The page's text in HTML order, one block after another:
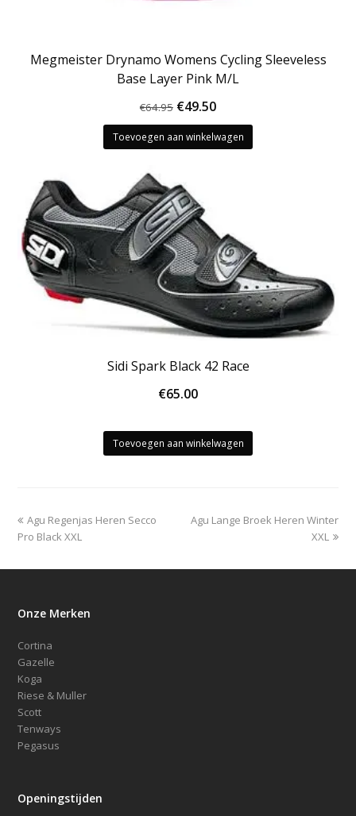
Megmeister Drynamo Womens Cycling Sleeveless
Base Layer Pink M/L
€64.95 Oorspronkelijke
prijs
was:
€49.50Huidige
prijs
is:
Toevoegen aan winkelwagen
Sidi Spark Black 42 Race
€65.00
Toevoegen aan winkelwagen
previous
post:
Agu Regenjas Heren Secco
Pro Black XXL
next
Agu Lange Broek Heren Winter
XXL
Onze Merken
Cortina
Gazelle
Koga
Riese & Muller
Scott
Tenways
Pegasus
Openingstijden